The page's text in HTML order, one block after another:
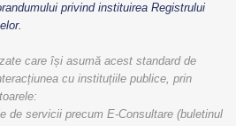
privind instituirea Registrului
care își asumă acest standard de
cu instituțiile publice, prin
de servicii precum E-Consultare (buletinul